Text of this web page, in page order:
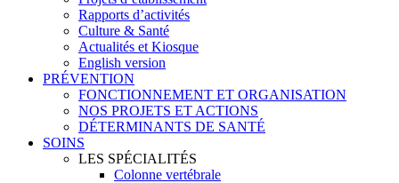
Rapports d’activités
Culture & Santé
Actualités et Kiosque
English version
PRÉVENTION
FONCTIONNEMENT ET ORGANISATION
NOS PROJETS ET ACTIONS
DÉTERMINANTS DE SANTÉ
SOINS
LES SPÉCIALITÉS
Colonne vertébrale